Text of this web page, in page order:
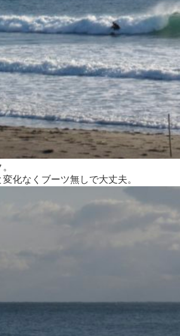
化なくブーツ無しで大丈夫。